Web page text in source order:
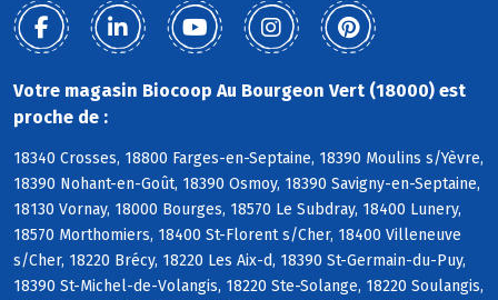
Votre magasin Biocoop Au Bourgeon Vert (18000) est
proche de :
18340 Crosses, 18800 Farges-en-Septaine, 18390 Moulins s/Yèvre,
18390 Nohant-en-Goût, 18390 Osmoy, 18390 Savigny-en-Septaine,
18130 Vornay, 18000 Bourges, 18570 Le Subdray, 18400 Lunery,
18570 Morthomiers, 18400 St-Florent s/Cher, 18400 Villeneuve
s/Cher, 18220 Brécy, 18220 Les Aix-d, 18390 St-Germain-du-Puy,
18390 St-Michel-de-Volangis, 18220 Ste-Solange, 18220 Soulangis,